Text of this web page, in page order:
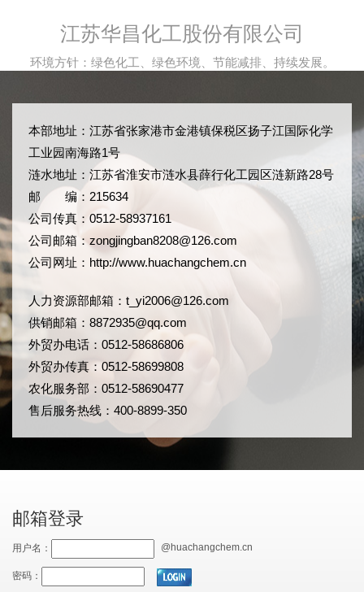
江苏华昌化工股份有限公司
环境方针：绿色化工、绿色环境、节能减排、持续发展。
本部地址：江苏省张家港市金港镇保税区扬子江国际化学
工业园南海路1号
涟水地址：江苏省淮安市涟水县薛行化工园区涟新路28号
邮 编：215634
公司传真：0512-58937161
公司邮箱： zongjingban8208@126.com
公司网址： http://www.huachangchem.cn
人力资源部邮箱： t_yi2006@126.com
供销邮箱：8872935@qq.com
外贸办电话：0512-58686806
外贸办传真：0512-58699808
农化服务部：0512-58690477
售后服务热线：400-8899-350
邮箱登录
用户名： @huachangchem.cn
密码：